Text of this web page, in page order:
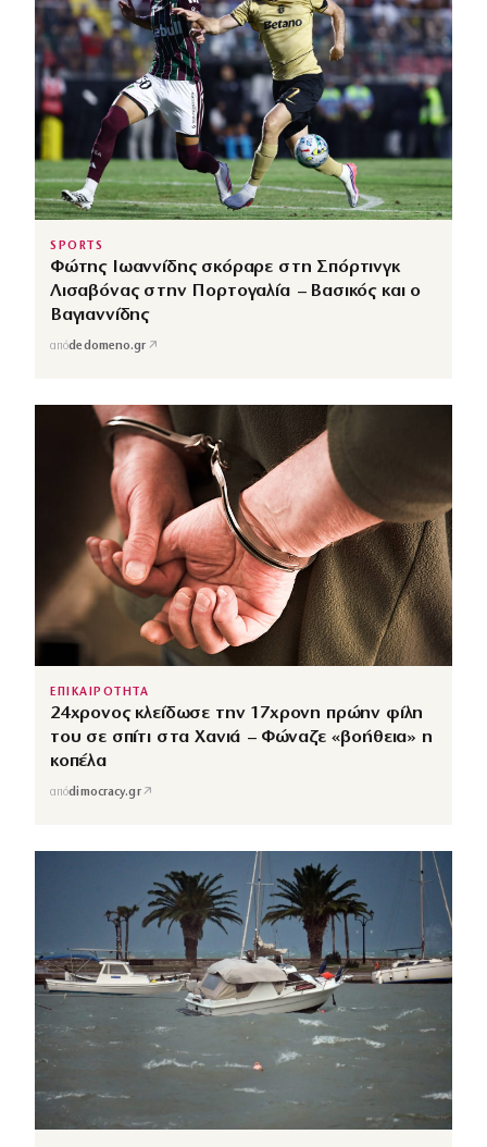
SPORTS
Φώτης Ιωαννίδης σκόραρε στη Σπόρτινγκ
Λισαβόνας στην Πορτογαλία – Βασικός και ο
Βαγιαννίδης
απόdedomeno.gr ↗
ΕΠΙΚΑΙΡΟΤΗΤΑ
24χρονος κλείδωσε την 17χρονη πρώην φίλη
του σε σπίτι στα Χανιά – Φώναζε «βοήθεια» η
κοπέλα
απόdimocracy.gr↗